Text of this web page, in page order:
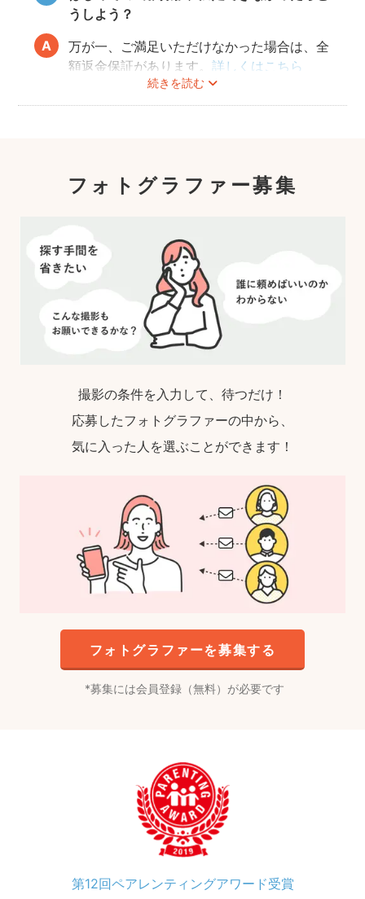
うしよう？
続きを読む
万が一、ご満足いただけなかった場合は、全
額返金保証があります。詳しくはこちら
フォトグラファー募集
撮影の条件を入力して、待つだけ！
応募したフォトグラファーの中から、
気に入った人を選ぶことができます！
フォトグラファーを募集する
募集には会員登録（無料）が必要です
第12回ペアレンティングアワード受賞